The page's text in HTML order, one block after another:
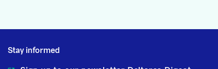
Stay informed